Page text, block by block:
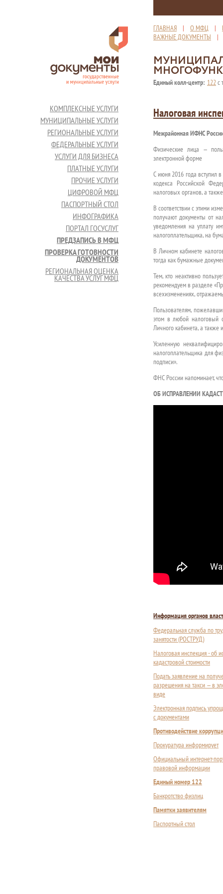
ГЛАВНАЯ | О МФЦ |
ВАЖНЫЕ ДОКУМЕНТЫ
Единый колл-центр: 122с
КОМПЛЕКСНЫЕ УСЛУГИ
МУНИЦИПАЛЬНЫЕ УСЛУГИ
РЕГИОНАЛЬНЫЕ УСЛУГИ
ФЕДЕРАЛЬНЫЕ УСЛУГИ
УСЛУГИ ДЛЯ БИЗНЕСА
ПЛАТНЫЕ УСЛУГИ
ПРОЧИЕ УСЛУГИ
ЦИФРОВОЙ МФЦ
ПАСПОРТНЫЙ СТОЛ
ИНФОГРАФИКА
ПОРТАЛ ГОСУСЛУГ
ПРЕДЗАПИСЬ В МФЦ
ПРОВЕРКА ГОТОВНОСТИ
ДОКУМЕНТОВ
РЕГИОНАЛЬНАЯ ОЦЕНКА
КАЧЕСТВА УСЛУГ МФЦ
Налоговая
Межрайонная ИФНС
Физические лица —
электронной форме
С июня 2016 года вступил
кодекса Российской
налоговых органов, а
В соответствии с этими
получают документы от
уведомления на уплату
налогоплательщика, на
В Личном кабинете
тогда как бумажные
Тем, кто неактивно
рекомендуем в разделе
всехизменениях,
Пользователям,
этом в любой налоговый
Личного кабинета, а также
Усиленную
налогоплательщика для
подписи».
ФНС России напоминает,
ОБ ИСПРАВЛЕНИИ
Информация органов
Федеральная служба по
занятости (РОСТРУД)
Налоговая инспекция - об
кадастровой стоимости
Подать заявление на
разрешения на такси — в
виде
Электронная подпись
с документами
Противодействие
Прокуратура информирует
Официальный интернет-
правовой информации
Единый номер 122
Банкротство физлиц
Памятки заявителям
Паспортный стол